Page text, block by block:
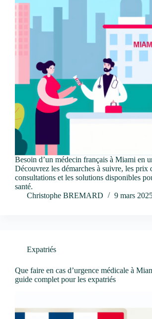
Besoin d’un médecin français à Miami en
Découvrez les démarches à suivre, les prix
consultations et les solutions disponibles
santé.
Christophe BREMARD
9 mars
Expatriés
Que faire en cas d’urgence médicale à
guide complet pour les expatriés